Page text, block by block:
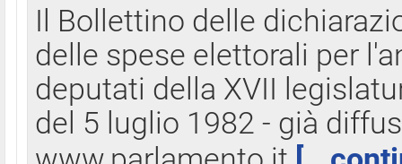
Il Bollettino delle
delle spese elettorali per
deputati della XVII
del 5 luglio 1982 - già